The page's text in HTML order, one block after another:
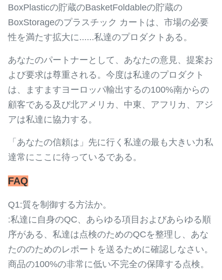
BoxPlasticの貯蔵のBasketFoldableの貯蔵の
BoxStorageのプラスチック カートは、市場の必要
性を満たす拡大に......私達のプロダクトある。
あなたのパートナーとして、あなたの意見、提案お
よび要求は尊重される。今度は私達のプロダクト
は、ますますヨーロッパ輸出するの100%南からの
顧客である及び北アメリカ、中東、アフリカ、アジ
アは私達に協力する。
「あなたの信頼は」先に行く私達の最も大きい力私
達常にここに待っているである。
FAQ
Q1:質を制御する方法か。
:私達に自身のQC、あらゆる項目およびあらゆる順
序がある、私達は点検のためのQCを整理し、あな
たののためのレポートを送るために確認しなさい。
商品の100%の非常に低い不完全の保障する点検。